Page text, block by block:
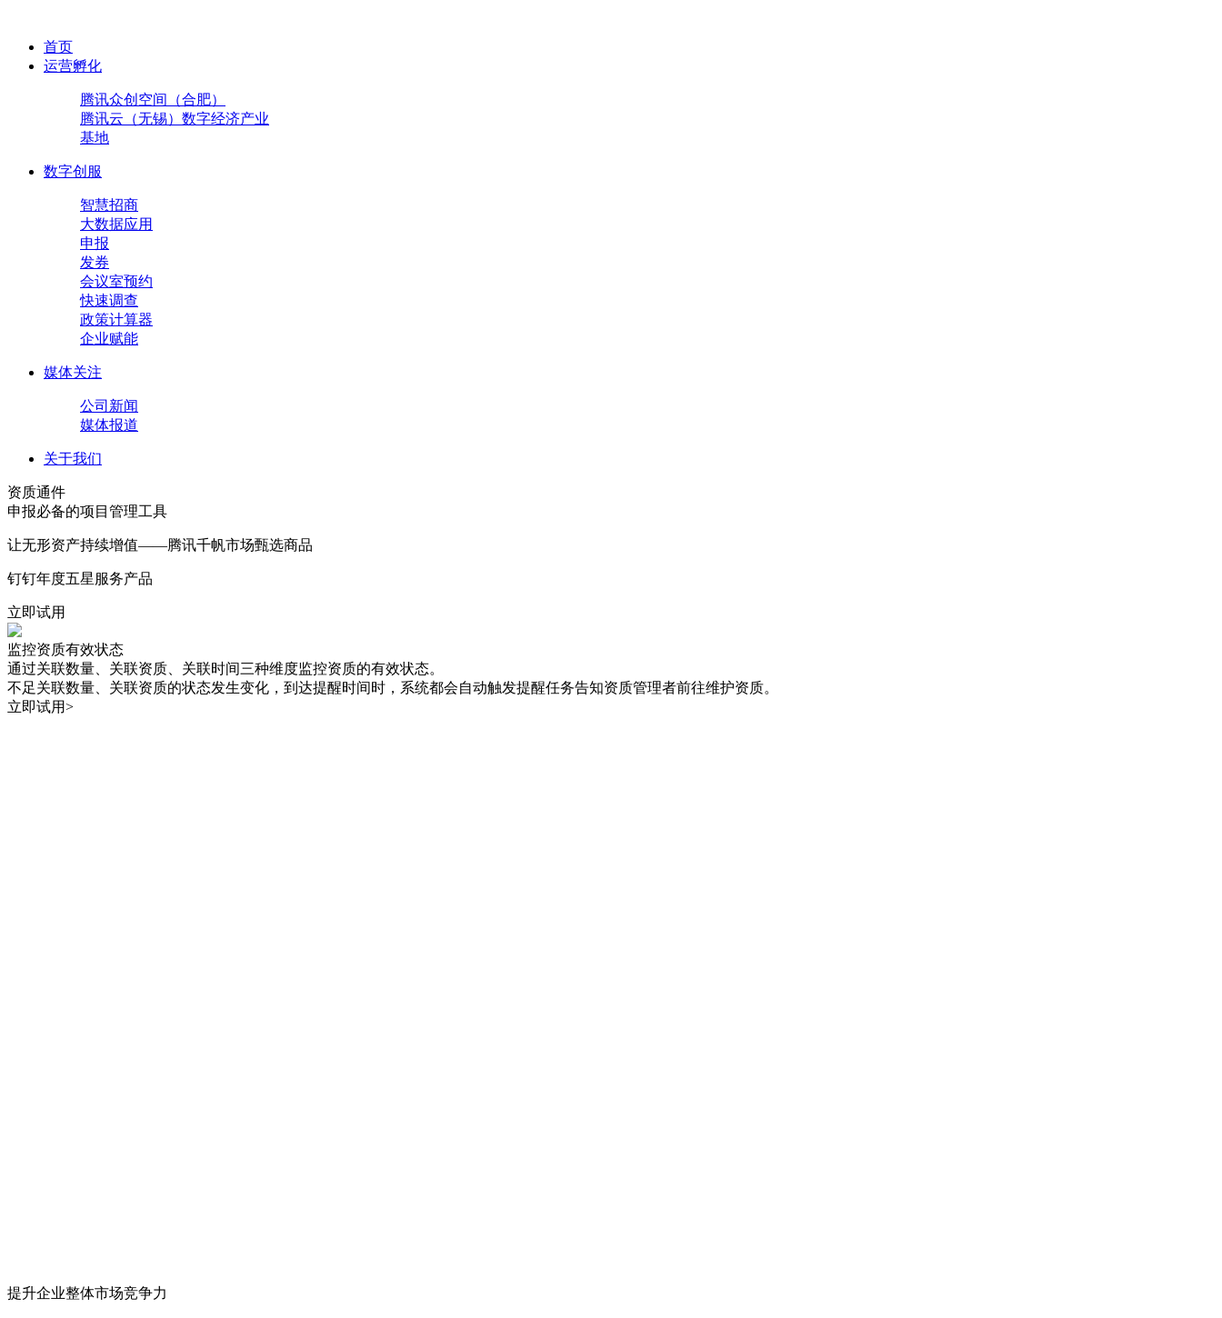
首页
运营孵化
腾讯众创空间（合肥）
腾讯云（无锡）数字经济产业
基地
数字创服
智慧招商
大数据应用
申报
发券
会议室预约
快速调查
政策计算器
企业赋能
媒体关注
公司新闻
媒体报道
关于我们
资质通件
申报必备的项目管理工具
让无形资产持续增值——腾讯千帆市场甄选商品
钉钉年度五星服务产品
立即试用
监控资质有效状态
通过关联数量、关联资质、关联时间三种维度监控资质的有效状态。
不足关联数量、关联资质的状态发生变化，到达提醒时间时，系统都会自动触发提醒任务告知资质管理者前往维护资质。
立即试用>
提升企业整体市场竞争力